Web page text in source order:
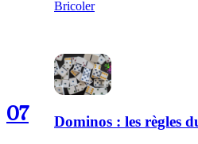
Bricoler
07 Dominos : les règles